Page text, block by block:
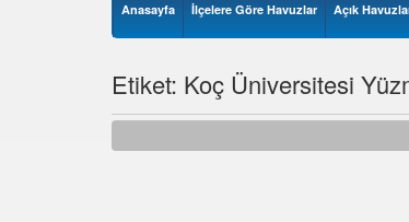
Anasayfa İlçelere Göre Havuzlar Açık
Etiket: Koç Üniversitesi